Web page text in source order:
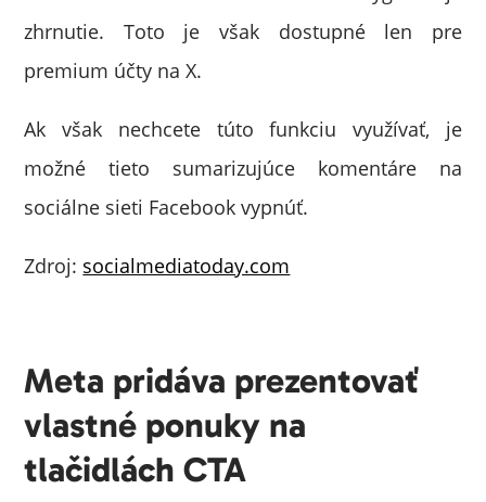
zhrnutie. Toto je však dostupné len pre
premium účty na X.
Ak však nechcete túto funkciu využívať, je
možné tieto sumarizujúce komentáre na
sociálne sieti Facebook vypnúť.
Zdroj: socialmediatoday.com
Meta pridáva prezentovať
vlastné ponuky na
tlačidlách CTA